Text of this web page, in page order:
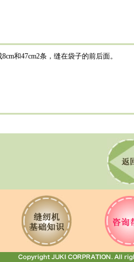
和47cm2条，缝在袋子的前后面。